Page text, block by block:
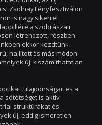
Zsolnay Fényfesztiválon
is nagy sikerrel
a szobrászati
létrehozott, részben
ekkor kezdtünk
hajlított és más módon
új, kiszámíthatatlan
tulajdonságait és a
sötétséget is aktív
struktúrákat és
új, eddig ismeretlen